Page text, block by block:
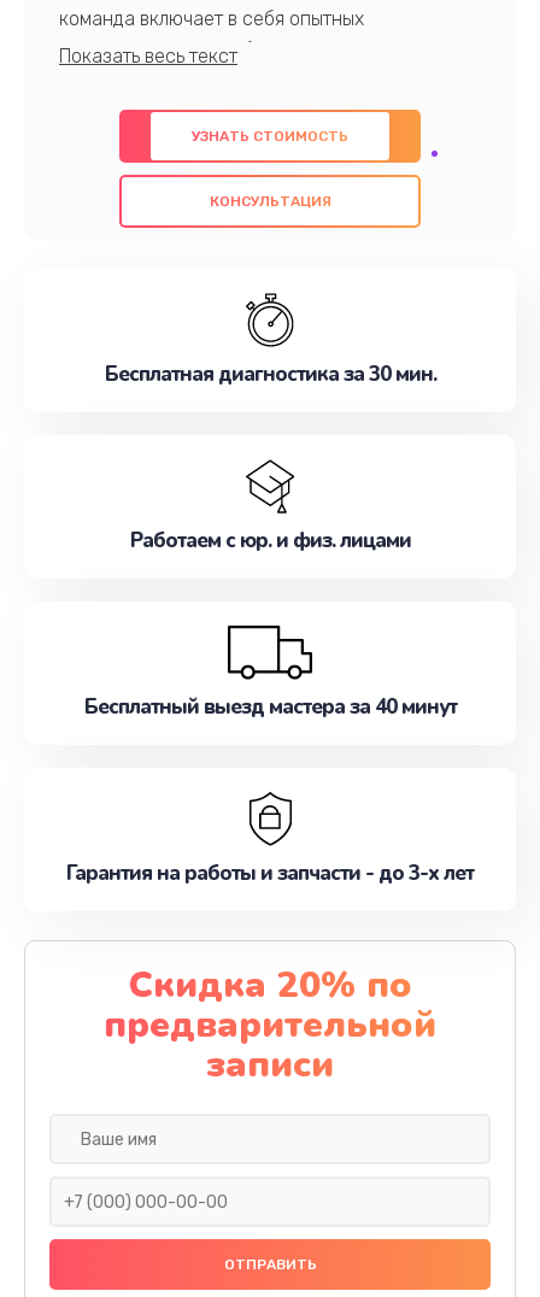
команда включает в себя опытных
профессионалов с обширными знаниями и
предлагаем быстрый и качественный ремонт с
использованием оригинальных компонентов, а
также гарантируем качество всех
проведенных работ. Наша цель - предоставить
наилучшим образом. Не медлите записаться на
УЗНАТЬ СТОИМОСТЬ
КОНСУЛЬТАЦИЯ
Бесплатная диагностика за 30 мин.
Работаем с юр. и физ. лицами
Бесплатный выезд мастера за 40 минут
Гарантия на работы и запчасти - до 3-х лет
Скидка 20% по
предварительной
записи